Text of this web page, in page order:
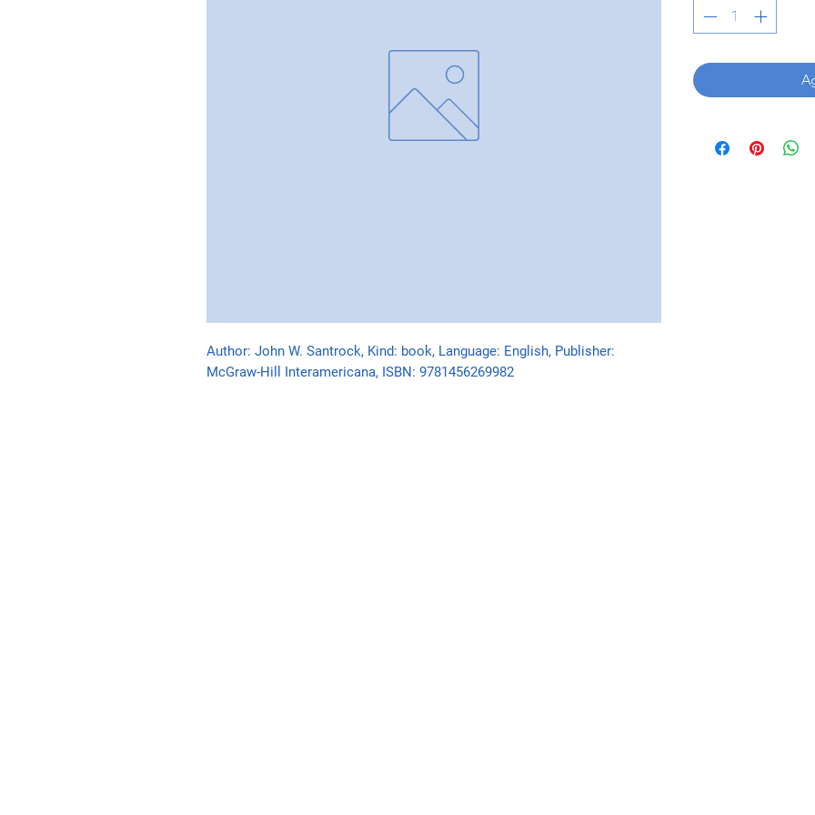
Author: John W. Santrock, Kind: book, Language: English, Publisher:
McGraw-Hill Interamericana, ISBN: 9781456269982